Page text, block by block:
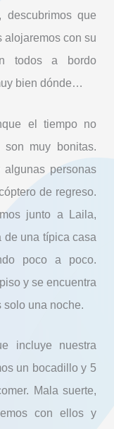
descubrimos que
alojaremos con su
todos a bordo
bien dónde…
el tiempo no
muy bonitas.
personas
de regreso.
junto a Laila,
de una típica casa
poco a poco.
y se encuentra
solo una noche.
incluye nuestra
un bocadillo y 5
Mala suerte,
con ellos y